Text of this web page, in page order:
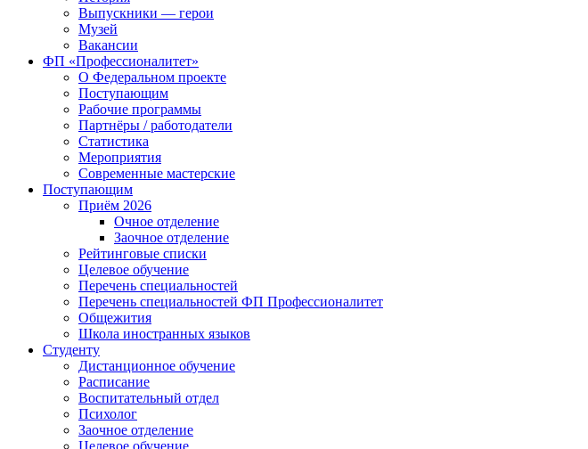
Выпускники — герои
Музей
Вакансии
ФП «Профессионалитет»
О Федеральном проекте
Поступающим
Рабочие программы
Партнёры / работодатели
Статистика
Мероприятия
Современные мастерские
Поступающим
Приём 2026
Очное отделение
Заочное отделение
Рейтинговые списки
Целевое обучение
Перечень специальностей
Перечень специальностей ФП Профессионалитет
Общежития
Школа иностранных языков
Студенту
Дистанционное обучение
Расписание
Воспитательный отдел
Психолог
Заочное отделение
Целевое обучение